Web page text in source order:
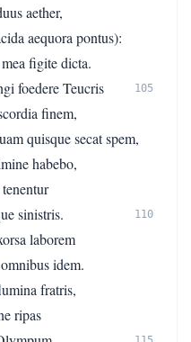
aether,
aequora pontus):
figite dicta.
foedere Teucris
105
finem,
quisque secat spem,
habebo,
sinistris.
110
laborem
idem.
fratris,
ripas